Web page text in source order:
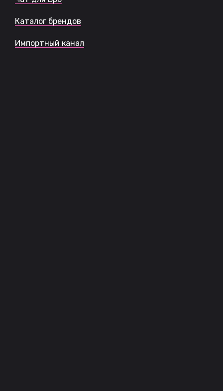
Каталог брендов
Импортный канал